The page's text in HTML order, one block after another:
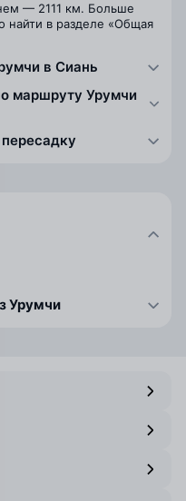
— 2111 км. Больше
в разделе «Общая
в Сиань
маршруту Урумчи
Урумчи